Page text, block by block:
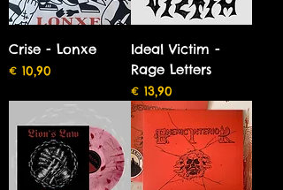
Crise - Lonxe
Preço
€ 10,90
Ideal Victim -
Rage Letters
Preço
€ 13,90